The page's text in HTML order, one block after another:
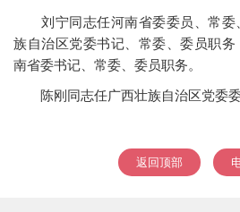
刘宁同志任河南省委委员、常委
族自治区党委书记、常委、委员职
南省委书记、常委、委员职务。
陈刚同志任广西壮族自治区党委委
返回顶部